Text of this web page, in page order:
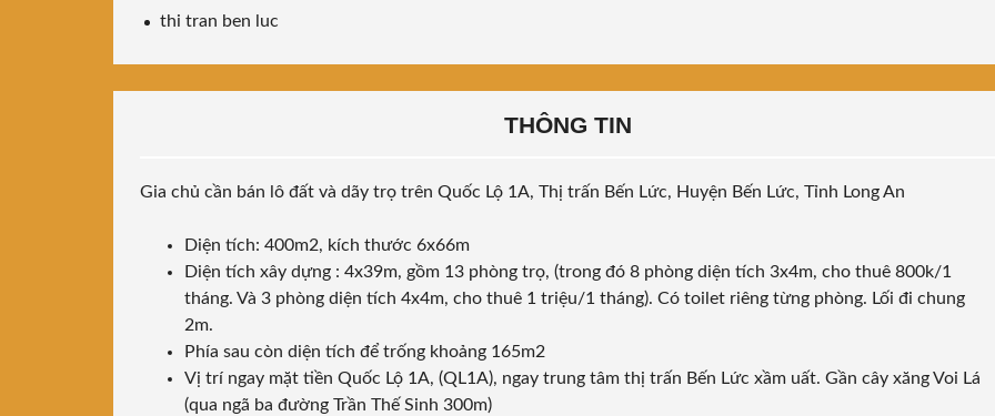
thi tran ben luc
THÔNG TIN
Gia chủ cần bán lô đất và dãy trọ trên Quốc Lộ 1A, Thị trấn Bến Lức, Huyện Bến Lức, Tỉnh Long An
Diện tích: 400m2, kích thước 6x66m
Diện tích xây dựng : 4x39m, gồm 13 phòng trọ, (trong đó 8 phòng diện tích 3x4m, cho thuê 800k/1
tháng. Và 3 phòng diện tích 4x4m, cho thuê 1 triệu/1 tháng). Có toilet riêng từng phòng. Lối đi chung
2m.
Phía sau còn diện tích để trống khoảng 165m2
Vị trí ngay mặt tiền Quốc Lộ 1A, (QL1A), ngay trung tâm thị trấn Bến Lức xầm uất. Gần cây xăng Voi Lá
(qua ngã ba đường Trần Thế Sinh 300m)